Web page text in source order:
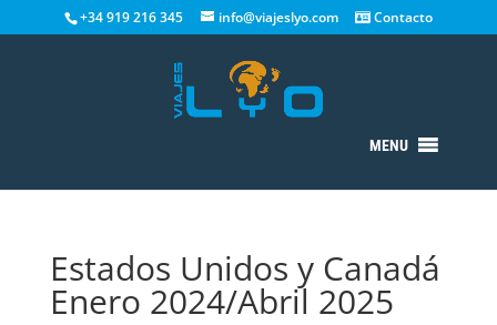
+34 919 216 345 info@viajeslyo.com Contacto
MENU
Estados Unidos y Canadá
Enero 2024/Abril 2025